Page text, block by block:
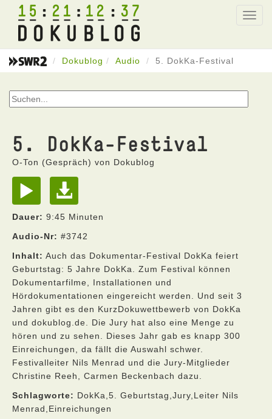
15 21 12 37
Dokublog Audio 5. DokKa-Festival
5. DokKa-Festival
O-Ton (Gespräch) von Dokublog
Dauer: 9:45 Minuten
Audio-Nr: #3742
Inhalt: Auch das Dokumentar-Festival DokKa feiert
Geburtstag: 5 Jahre DokKa. Zum Festival können
Dokumentarfilme, Installationen und
Hördokumentationen eingereicht werden. Und seit 3
Jahren gibt es den KurzDokuwettbewerb von DokKa
und dokublog.de. Die Jury hat also eine Menge zu
hören und zu sehen. Dieses Jahr gab es knapp 300
Einreichungen, da fällt die Auswahl schwer.
Festivalleiter Nils Menrad und die Jury-Mitglieder
Christine Reeh, Carmen Beckenbach dazu.
Schlagworte: DokKa,5. Geburtstag,Jury,Leiter Nils
Menrad,Einreichungen